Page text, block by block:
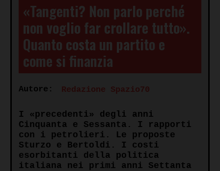
«Tangenti? Non parlo perché
non voglio far crollare tutto».
Quanto costa un partito e
come si finanzia
Autore: Redazione Spazio70
I «precedenti» degli anni
Cinquanta e Sessanta. I rapporti
con i petrolieri. Le proposte
Sturzo e Bertoldi. I costi
esorbitanti della politica
italiana nei primi anni Settanta